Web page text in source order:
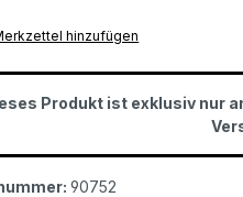
hinzufügen
Produkt ist exklusiv nur
90752